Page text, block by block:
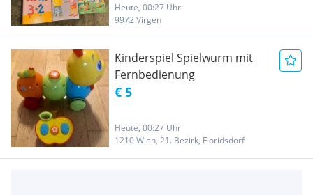
Heute, 00:27 Uhr
9972 Virgen
Kinderspiel Spielwurm mit
Fernbedienung
€ 5
Heute, 00:27 Uhr
1210 Wien, 21. Bezirk, Floridsdorf